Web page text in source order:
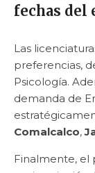
fechas del
Las
preferencias,
Psicología.
demanda de
Comalcalco,
Finalmente, el